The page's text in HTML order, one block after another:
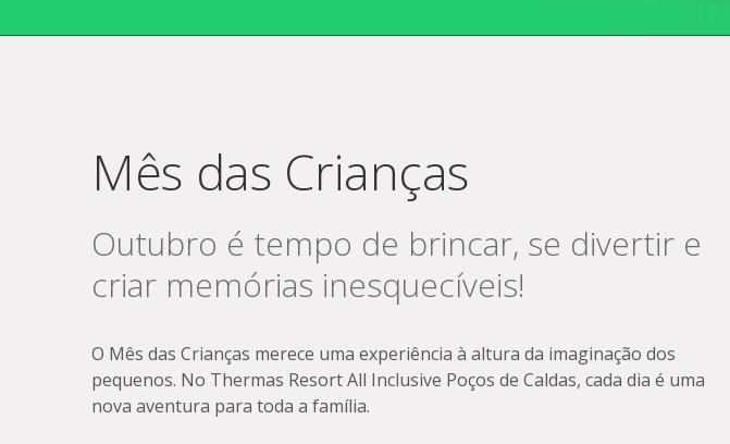
Mês das Crianças
Outubro é tempo de brincar, se divertir e
criar memórias inesquecíveis!
O Mês das Crianças merece uma experiência à altura da imaginação dos
pequenos. No Thermas Resort All Inclusive Poços de Caldas, cada dia é uma
nova aventura para toda a família.